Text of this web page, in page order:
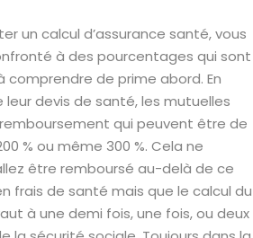
un calcul d’assurance santé, vous
à des pourcentages qui sont
comprendre de prime abord. En
devis de santé, les mutuelles
qui peuvent être de
% ou même 300 %. Cela ne
être remboursé au-delà de ce
frais de santé mais que le calcul du
à une demi fois, une fois, ou deux